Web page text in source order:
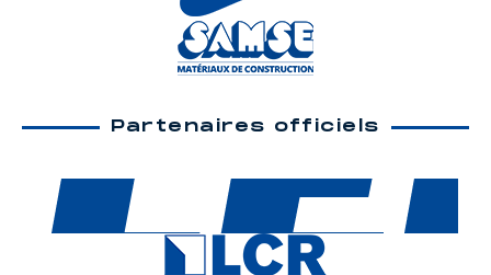
Partenaires officiels